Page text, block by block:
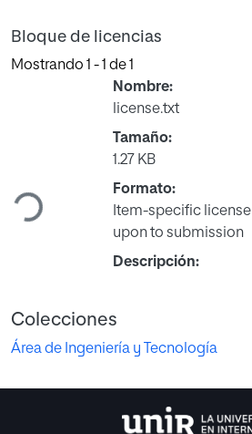
Bloque de licencias
Mostrando 1 - 1 de 1
Cargando...
Nombre:
license.txt
Tamaño:
1.27 KB
Formato:
Item-specific
upon to submission
Descripción:
Colecciones
Área de Ingeniería y Tecnología